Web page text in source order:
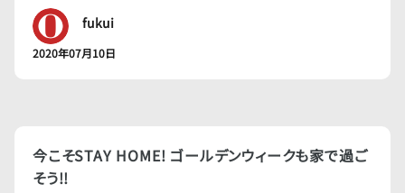
fukui
2020年07月10日
今こそSTAY HOME! ゴールデンウィークも家で過ご
そう!!